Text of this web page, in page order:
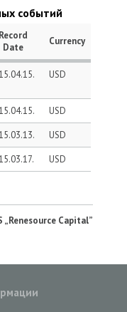
событий
Record
Date
Currency
USD
USD
USD
USD
„Renesource Capital”